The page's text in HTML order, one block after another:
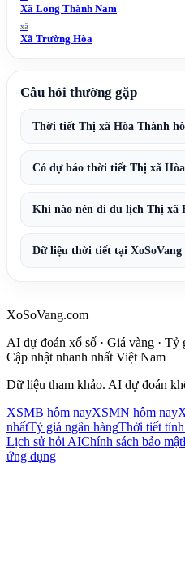
Xã Long Thành Nam
xã
Xã Trường Hòa
Câu hỏi thường gặp
Thời tiết Thị xã Hòa Thành
Có dự báo thời tiết Thị xã
Khi nào nên đi du lịch Thị xã
Dữ liệu thời tiết tại XoSoVang
XoSoVang.com
AI dự đoán xổ số · Giá vàng ·
Cập nhật nhanh nhất Việt Nam
Dữ liệu tham khảo. AI dự đoán
XSMB hôm nayXSMN hôm nay
nhấtTỷ giá ngân hàngThời tiết
Lịch sử hỏi AIChính sách bảo mật
ứng dụng